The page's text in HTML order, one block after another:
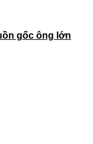
gốc ông lớn